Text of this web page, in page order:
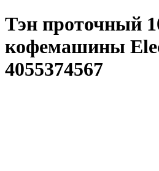
Тэн проточный
кофемашины
4055374567